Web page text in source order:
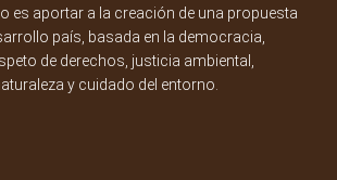
es aportar a la creación de una propuesta
país, basada en la democracia,
de derechos, justicia ambiental,
y cuidado del entorno.